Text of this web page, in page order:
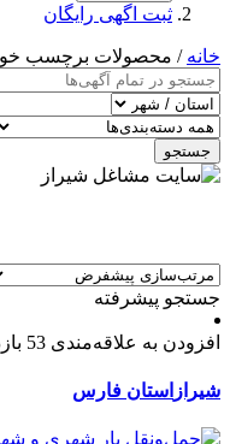
ثبت اگهی رایگان
خانه / محصولات برچسب
جستجو
جستجو پیشرفته
افزودن به علاقه‌مندی 53 بازدید
شیراز استان فارس